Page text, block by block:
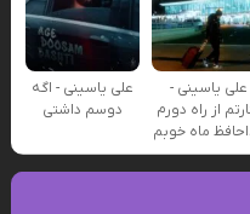
علی یاسینی -
از راه دورم
ماه خوبم
علی یاسینی - اگه
دوسم داشتی